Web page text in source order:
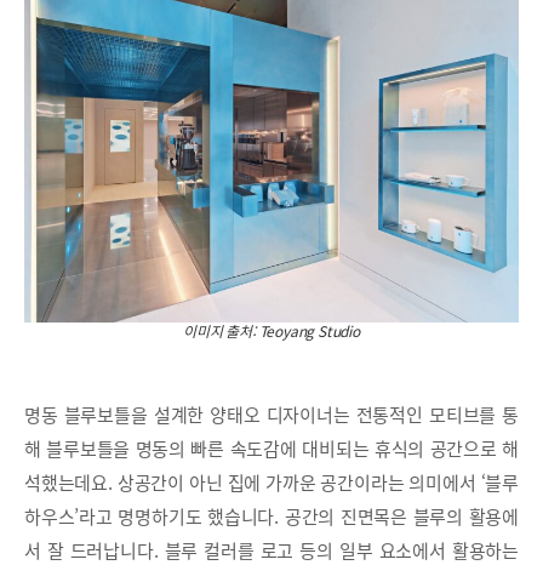
이미지 출처: Teoyang Studio
명동 블루보틀을 설계한 양태오 디자이너는 전통적인 모티브를 통
해 블루보틀을 명동의 빠른 속도감에 대비되는 휴식의 공간으로 해
석했는데요. 상공간이 아닌 집에 가까운 공간이라는 의미에서 ‘블루
하우스’라고 명명하기도 했습니다. 공간의 진면목은 블루의 활용에
서 잘 드러납니다. 블루 컬러를 로고 등의 일부 요소에서 활용하는